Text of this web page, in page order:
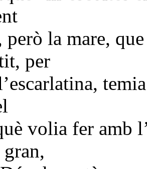
però la mare,
per
volia fer amb